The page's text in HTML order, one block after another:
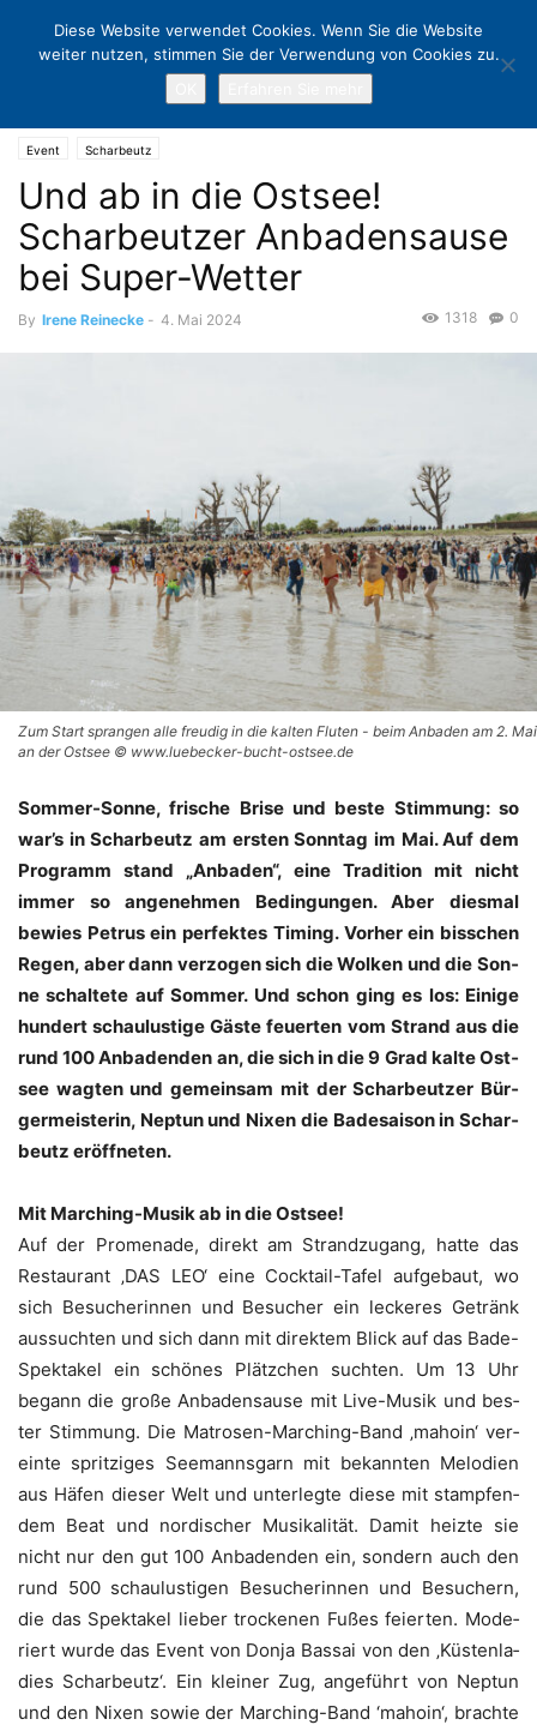
Event Scharbeutz
Und ab in die Ostsee!
Scharbeutzer Anbadensause
bei Super-Wetter
By Irene Reinecke - 4. Mai 2024 0
1318
Zum Start sprangen alle freudig in die kalten Fluten - beim Anbaden am 2. Mai
an der Ostsee © www.luebecker-bucht-ostsee.de
Som­mer-Son­ne, fri­sche Bri­se und bes­te Stim­mung: so
war’s in Schar­beutz am ers­ten Sonn­tag im Mai. Auf dem
Pro­gramm stand „Anba­den“, eine Tra­di­ti­on mit nicht
immer so ange­neh­men Bedin­gun­gen. Aber dies­mal
bewies Petrus ein per­fek­tes Timing. Vor­her ein biss­chen
Regen, aber dann ver­zo­gen sich die Wol­ken und die Son­
ne schal­te­te auf Som­mer. Und schon ging es los: Eini­ge
hun­dert schau­lus­ti­ge Gäs­te feu­er­ten vom Strand aus die
rund 100 Anba­den­den an, die sich in die 9 Grad kal­te Ost­
see wag­ten und gemein­sam mit der Schar­beut­zer Bür­
ger­meis­te­rin, Nep­tun und Nixen die Bade­sai­son in Schar­
beutz eröffneten.
Mit Mar­ching-Musik ab in die Ostsee!
Auf der Pro­me­na­de, direkt am Strand­zu­gang, hat­te das
Restau­rant ‚DAS LEO‘ eine Cock­tail-Tafel auf­ge­baut, wo
sich Besu­che­rin­nen und Besu­cher ein lecke­res Getränk
aus­such­ten und sich dann mit direk­tem Blick auf das Bade-
Spek­ta­kel ein schö­nes Plätz­chen such­ten. Um 13 Uhr
begann die gro­ße Anba­den­sause mit Live-Musik und bes­
ter Stim­mung. Die Matro­sen-Mar­ching-Band ‚maho­in‘ ver­
ein­te sprit­zi­ges See­manns­garn mit bekann­ten Melo­dien
aus Häfen die­ser Welt und unter­leg­te die­se mit stamp­fen­
dem Beat und nor­di­scher Musi­ka­li­tät. Damit heiz­te sie
nicht nur den gut 100 Anba­den­den ein, son­dern auch den
rund 500 schau­lus­ti­gen Besu­che­rin­nen und Besu­chern,
die das Spek­ta­kel lie­ber tro­cke­nen Fußes fei­er­ten. Mode­
riert wur­de das Event von Don­ja Bassai von den ‚Küs­ten­la­
dies Schar­beutz‘. Ein klei­ner Zug, ange­führt von Nep­tun
und den Nixen sowie der Mar­ching-Band ‘maho­in‘, brach­te
Diese Website verwendet Cookies. Wenn Sie die Website
weiter nutzen, stimmen Sie der Verwendung von Cookies zu.